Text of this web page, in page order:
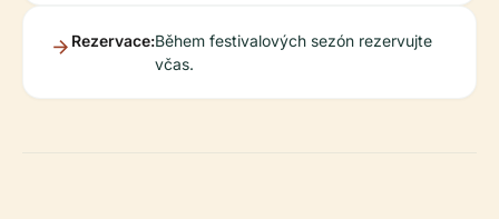
Rezervace:Během festivalových sezón rezervujte
včas.